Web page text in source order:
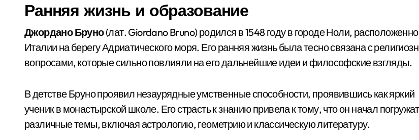
Ранняя жизнь и образование
Джордано Бруно(лат. Giordano Bruno) родился в 1548 году в городе Ноли,
Италии на берегу Адриатического моря. Его ранняя жизнь была тесно связана с
вопросами, которые сильно повлияли на его дальнейшие идеи и философские взгляды.
В детстве Бруно проявил незаурядные умственные способности, проявившись как яркий
ученик в монастырской школе. Его страсть к знанию привела к тому, что он начал
различные темы, включая астрологию, геометрию и классическую литературу.